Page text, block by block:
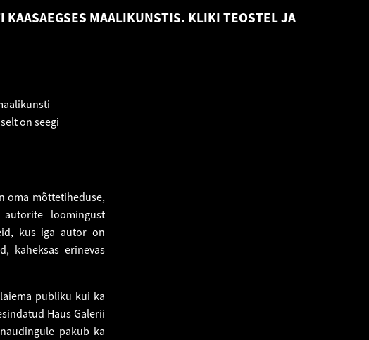
KAASAEGSES MAALIKUNSTIS. KLIKI TEOSTEL JA
on seegi
oma mõttetiheduse,
loomingust
kus iga autor on
kaheksas erinevas
publiku kui ka
Haus Galerii
pakub ka